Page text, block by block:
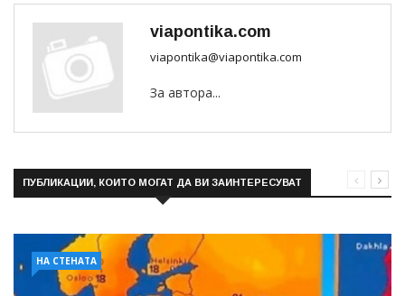
viapontika.com
viapontika@viapontika.com
За автора...
ПУБЛИКАЦИИ, КОИТО МОГАТ ДА ВИ ЗАИНТЕРЕСУВАТ
НА СТЕНАТА